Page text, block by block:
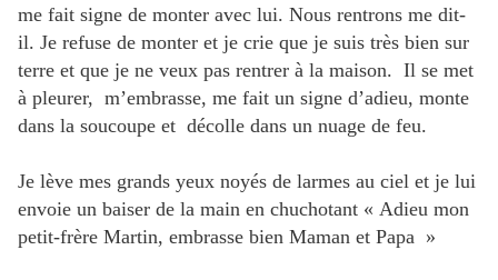
me fait signe de monter avec lui. Nous rentrons me dit-
il. Je refuse de monter et je crie que je suis très bien sur
terre et que je ne veux pas rentrer à la maison. Il se met
à pleurer, m’embrasse, me fait un signe d’adieu, monte
dans la soucoupe et décolle dans un nuage de feu.
Je lève mes grands yeux noyés de larmes au ciel et je lui
envoie un baiser de la main en chuchotant « Adieu mon
petit-frère Martin, embrasse bien Maman et Papa »